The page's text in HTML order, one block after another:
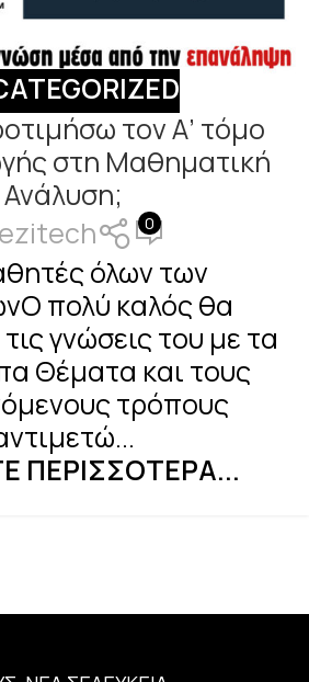
τον Α’ τόμο
στη Μαθηματική
Ανάλυση;
0
όλων των
πολύ καλός θα
γνώσεις του με τα
Θέματα και τους
τρόπους
ΠΕΡΙΣΣΌΤΕΡΑ...